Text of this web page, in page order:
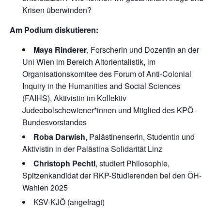
Krisen überwinden?
Am Podium diskutieren:
Maya Rinderer, Forscherin und Dozentin an der
Uni Wien im Bereich Altorientalistik, im
Organisationskomitee des Forum of Anti-Colonial
Inquiry in the Humanities and Social Sciences
(FAIHS), Aktivistin im Kollektiv
Judeobolschewiener*innen und Mitglied des KPÖ-
Bundesvorstandes
Roba Darwish, Palästinenserin, Studentin und
Aktivistin in der Palästina Solidarität Linz
Christoph Pechtl, studiert Philosophie,
Spitzenkandidat der RKP-Studierenden bei den ÖH-
Wahlen 2025
KSV-KJÖ (angefragt)